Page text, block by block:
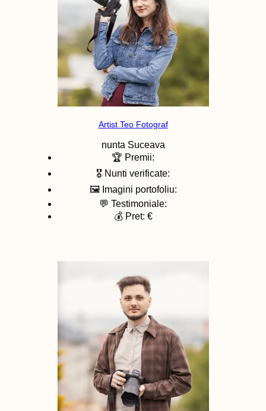
Artist Teo Fotograf
nunta Suceava
🏆 Premii:
🎖️ Nunti verificate:
🖼️ Imagini portofoliu:
💬 Testimoniale:
💰 Pret: €